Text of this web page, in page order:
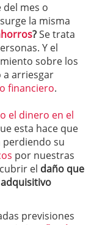
mes o
la misma
?Se trata
Y el
sobre los
a arriesgar
financiero.
el dinero en el
esta hace que
perdiendo su
por nuestras
el daño que
previsiones